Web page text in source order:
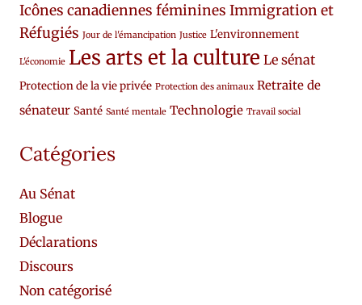
Icônes canadiennes féminines Immigration et
Réfugiés Jour de l'émancipation Justice L'environnement
L'économie Les arts et la culture Le sénat
Protection de la vie privée Protection des animaux Retraite de
sénateur Santé Santé mentale Technologie Travail social
Catégories
Au Sénat
Blogue
Déclarations
Discours
Non catégorisé